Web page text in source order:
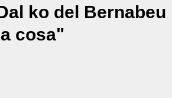
ko del Bernabeu
cosa"